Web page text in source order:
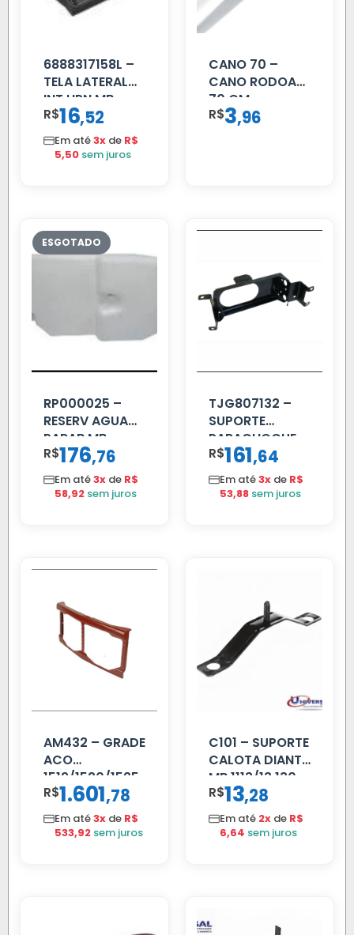
6888317158L –
TELA LATERAL
INT HPN MB
709/MB 1618 LD
TELA
R$16,52
Em até3x de R$
5,50 sem juros
CANO 70 –
CANO RODOAR
70 CM
R$3,96
RP000025 –
RESERV AGUA
PARAB MB
ACCELO
C/TAMPA
R$176,76
Em até3x de R$
58,92 sem juros
TJG807132 –
SUPORTE
PARACHOQUE
VW 12.170 LD
R$161,64
Em até3x de R$
53,88 sem juros
AM432 – GRADE
ACO
1519/1520/1525
R$1.601,78
Em até3x de R$
533,92 sem juros
C101 – SUPORTE
CALOTA DIANT
MB 1113/13.130
R$13,28
Em até 2x de R$
6,64 sem juros